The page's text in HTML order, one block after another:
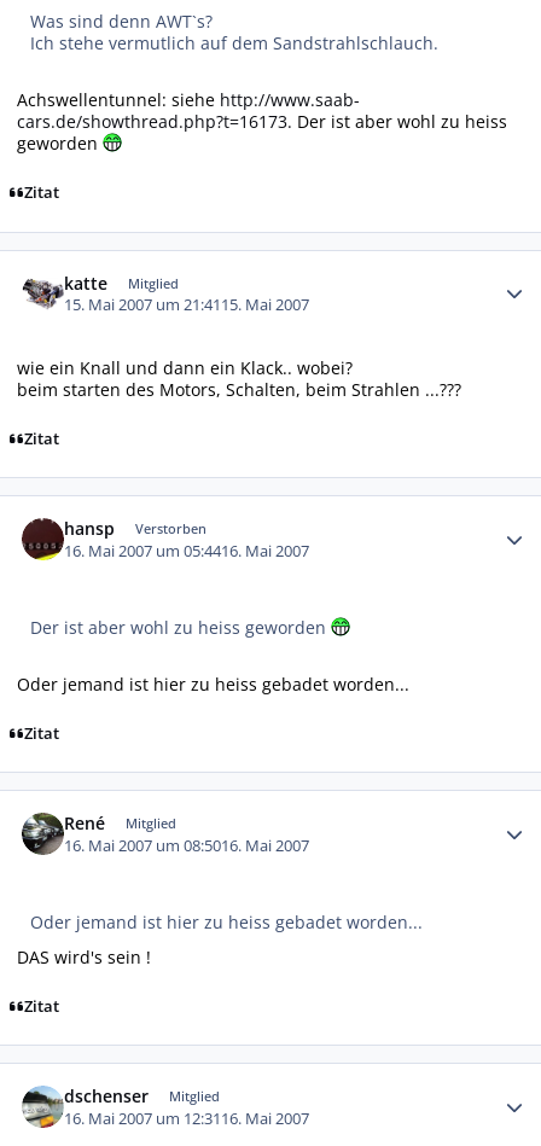
Was sind denn AWT`s?
Ich stehe vermutlich auf dem Sandstrahlschlauch.
Achswellentunnel: siehe http://www.saab-
cars.de/showthread.php?t=16173. Der ist aber wohl zu heiss
geworden
Zitat
katte Mitglied
15. Mai 2007 um 21:4115. Mai 2007
wie ein Knall und dann ein Klack.. wobei?
beim starten des Motors, Schalten, beim Strahlen ...???
Zitat
hansp Verstorben
16. Mai 2007 um 05:4416. Mai 2007
Der ist aber wohl zu heiss geworden
Oder jemand ist hier zu heiss gebadet worden...
Zitat
René Mitglied
16. Mai 2007 um 08:5016. Mai 2007
Oder jemand ist hier zu heiss gebadet worden...
DAS wird's sein !
Zitat
dschenser Mitglied
16. Mai 2007 um 12:3116. Mai 2007